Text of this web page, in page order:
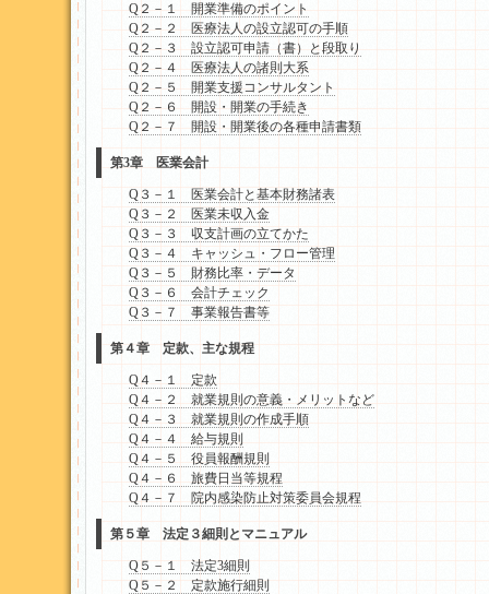
Q２－１ 開業準備のポイント
Q２－２ 医療法人の設立認可の手順
Q２－３ 設立認可申請（書）と段取り
Q２－４ 医療法人の諸則大系
Q２－５ 開業支援コンサルタント
Q２－６ 開設・開業の手続き
Q２－７ 開設・開業後の各種申請書類
第3章 医業会計
Q３－１ 医業会計と基本財務諸表
Q３－２ 医業未収入金
Q３－３ 収支計画の立てかた
Q３－４ キャッシュ・フロー管理
Q３－５ 財務比率・データ
Q３－６ 会計チェック
Q３－７ 事業報告書等
第４章 定款、主な規程
Q４－１ 定款
Q４－２ 就業規則の意義・メリットなど
Q４－３ 就業規則の作成手順
Q４－４ 給与規則
Q４－５ 役員報酬規則
Q４－６ 旅費日当等規程
Q４－７ 院内感染防止対策委員会規程
第５章 法定３細則とマニュアル
Q５－１ 法定3細則
Q５－２ 定款施行細則